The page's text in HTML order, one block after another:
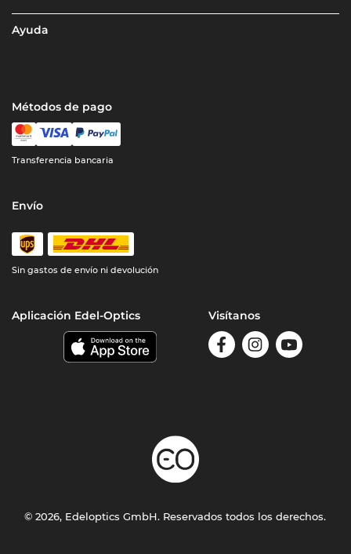
Ayuda
Métodos de pago
Transferencia bancaria
Envío
Sin gastos de envío ni devolución
Aplicación Edel-Optics Visítanos
© 2026, Edeloptics GmbH. Reservados todos los derechos.